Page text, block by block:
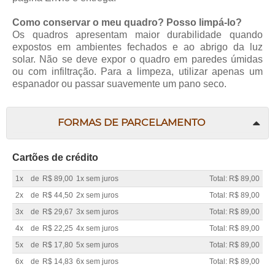
Como conservar o meu quadro? Posso limpá-lo?
Os quadros apresentam maior durabilidade quando
expostos em ambientes fechados e ao abrigo da luz
solar. Não se deve expor o quadro em paredes úmidas
ou com infiltração. Para a limpeza, utilizar apenas um
espanador ou passar suavemente um pano seco.
FORMAS DE PARCELAMENTO
Cartões de crédito
1x de R$ 89,00 1x sem juros
Total: R$ 89,00
2x
de R$ 44,50 2x sem juros
Total: R$ 89,00
3x
de R$ 29,67 3x sem juros
Total: R$ 89,00
4x
de R$ 22,25 4x sem juros
Total: R$ 89,00
5x
de R$ 17,80 5x sem juros
Total: R$ 89,00
6x
de R$ 14,83 6x sem juros
Total: R$ 89,00